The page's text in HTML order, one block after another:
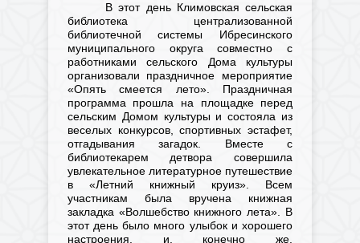
В этот день Климовская сельская
библиотека централизованной
библиотечной системы Ибресинского
муниципального округа совместно с
работниками сельского Дома культуры
организовали праздничное мероприятие
«Опять смеется лето». Праздничная
программа прошла на площадке перед
сельским Домом культуры и состояла из
веселых конкурсов, спортивных эстафет,
отгадывания загадок. Вместе с
библиотекарем детвора совершила
увлекательное литературное путешествие
в «Летний книжный круиз». Всем
участникам была вручена книжная
закладка «Волшебство книжного лета». В
этот день было много улыбок и хорошего
настроения, и, конечно же,